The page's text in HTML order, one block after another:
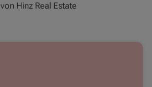
von Hinz Real Estate